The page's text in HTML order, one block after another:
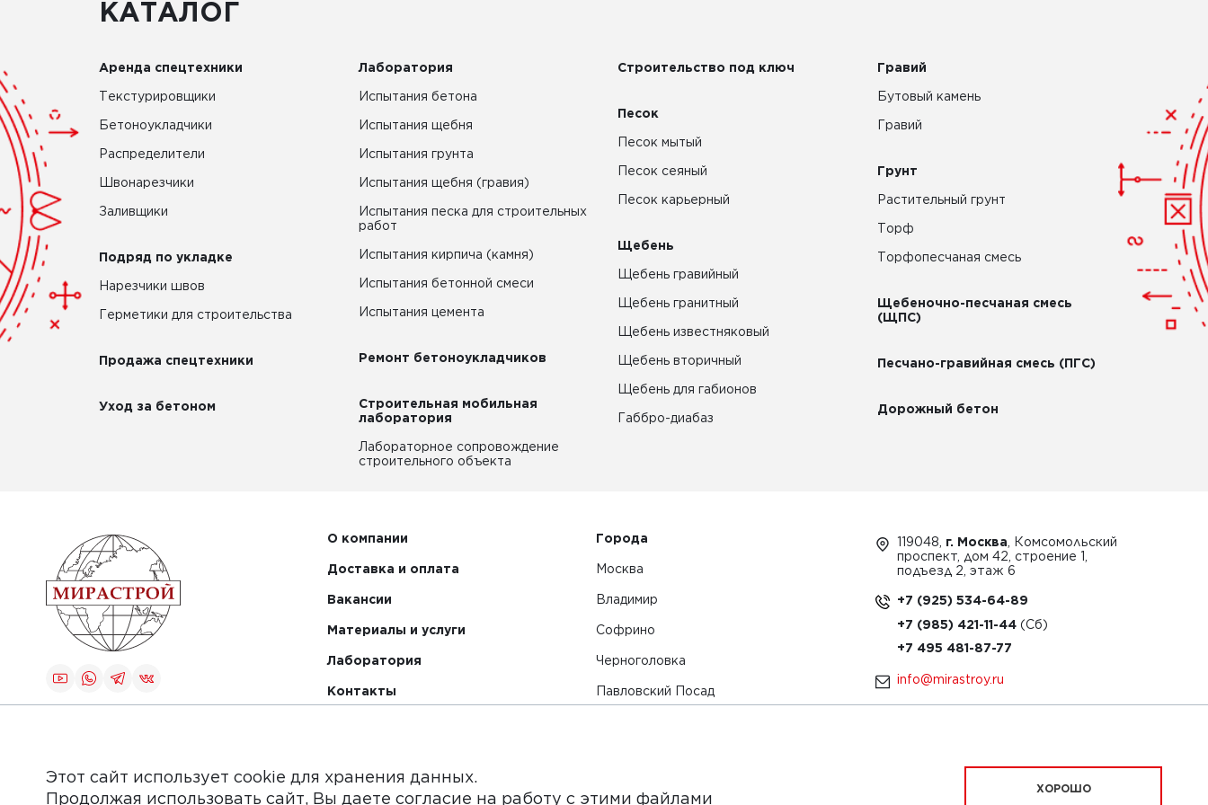
КАТАЛОГ
Аренда спецтехники
Текстурировщики
Бетоноукладчики
Распределители
Швонарезчики
Заливщики
Подряд по укладке
Нарезчики швов
Герметики для строительства
Продажа спецтехники
Уход за бетоном
Лаборатория
Испытания бетона
Испытания щебня
Испытания грунта
Испытания щебня (гравия)
Испытания песка для строительных
работ
Испытания кирпича (камня)
Испытания бетонной смеси
Испытания цемента
Ремонт бетоноукладчиков
Строительная мобильная
лаборатория
Лабораторное сопровождение
строительного объекта
Строительство под ключ
Песок
Песок мытый
Песок сеяный
Песок карьерный
Щебень
Щебень гравийный
Щебень гранитный
Щебень известняковый
Щебень вторичный
Щебень для габионов
Габбро-диабаз
Гравий
Бутовый камень
Гравий
Грунт
Растительный грунт
Торф
Торфопесчаная смесь
Щебеночно-песчаная смесь
(ЩПС)
Песчано-гравийная смесь (ПГС)
Дорожный бетон
О компании
Доставка и оплата
Вакансии
Материалы и услуги
Лаборатория
Контакты
Города
Москва
Владимир
Софрино
Черноголовка
Павловский Посад
119048, г. Москва , Комсомольский
проспект, дом 42, строение 1,
подъезд 2, этаж 6
+7 (925) 534-64-89
+7 (985) 421-11-44
+7 495 481-87-77
info@mirastroy.ru
Этот сайт использует cookie для хранения данных.
Продолжая использовать сайт, Вы даете согласие на работу с этими файлами
ХОРОШО